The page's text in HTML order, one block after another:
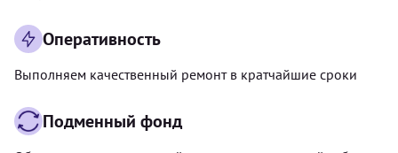
Оперативность
Выполняем качественный ремонт в кратчайшие сроки
Подменный фонд